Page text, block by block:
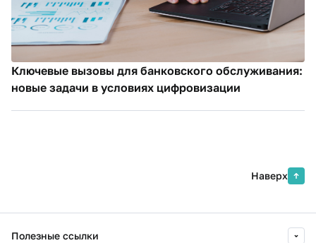
Ключевые вызовы для банковского обслуживания:
новые задачи в условиях цифровизации
Наверх
Полезные ссылки